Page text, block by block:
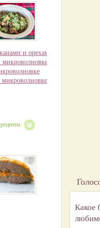
и орехами в
- пароварке)
Какое